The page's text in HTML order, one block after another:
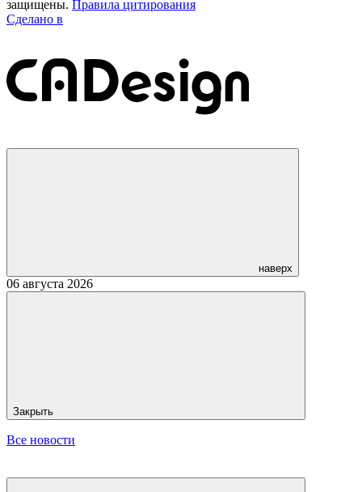
защищены. Правила цитирования
Сделано в
наверх
06 августа 2026
Закрыть
Все новости